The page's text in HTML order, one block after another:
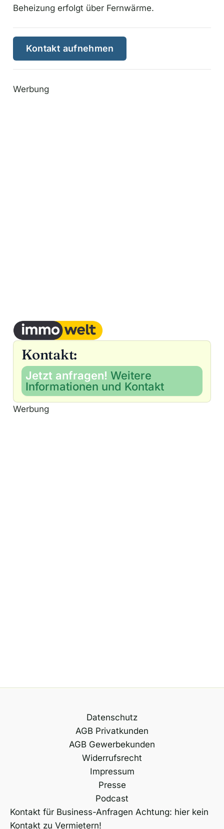
Beheizung erfolgt über Fernwärme.
Kontakt aufnehmen
Werbung
Kontakt:
Jetzt anfragen! Weitere
Informationen und Kontakt
Werbung
Datenschutz
AGB Privatkunden
AGB Gewerbekunden
Widerrufsrecht
Impressum
Presse
Podcast
Kontakt für Business-Anfragen Achtung: hier kein
Kontakt zu Vermietern!